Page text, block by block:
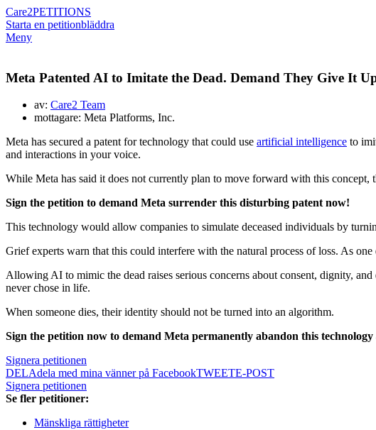
Care2PETITIONS
Starta en petitionbläddra
Meny
Meta Patented AI to Imitate the Dead. Demand They Give It
av: Care2 Team
mottagare: Meta Platforms, Inc.
Meta has secured a patent for technology that could use artificial intelligence to
and interactions in your voice.
While Meta has said it does not currently plan to move forward with this concept,
Sign the petition to demand Meta surrender this disturbing patent now!
This technology would allow companies to simulate deceased individuals by
Grief experts warn that this could interfere with the natural process of loss. As
Allowing AI to mimic the dead raises serious concerns about consent, dignity,
never chose in life.
When someone dies, their identity should not be turned into an algorithm.
Sign the petition now to demand Meta permanently abandon this
Signera petitionen
DELAdela med mina vänner på FacebookTWEETE-POST
Signera petitionen
Se fler petitioner:
Mänskliga rättigheter